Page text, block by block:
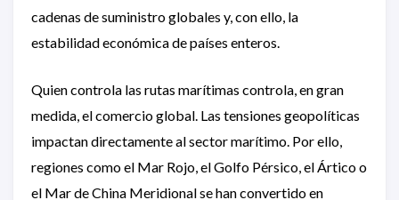
cadenas de suministro globales y, con ello, la
estabilidad económica de países enteros.
Quien controla las rutas marítimas controla, en gran
medida, el comercio global. Las tensiones geopolíticas
impactan directamente al sector marítimo. Por ello,
regiones como el Mar Rojo, el Golfo Pérsico, el Ártico o
el Mar de China Meridional se han convertido en